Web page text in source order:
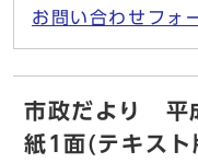
お問い合わせフォ
市政だより 平
紙1面(テキスト